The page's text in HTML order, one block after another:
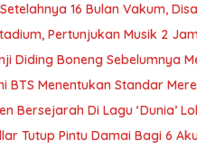
16 Bulan Vakum,
Pertunjukan Musik 2
Diding Boneng Sebelumnya
BTS Menentukan Standar
Bersejarah Di Lagu ‘Dunia’
Tutup Pintu Damai Bagi 6